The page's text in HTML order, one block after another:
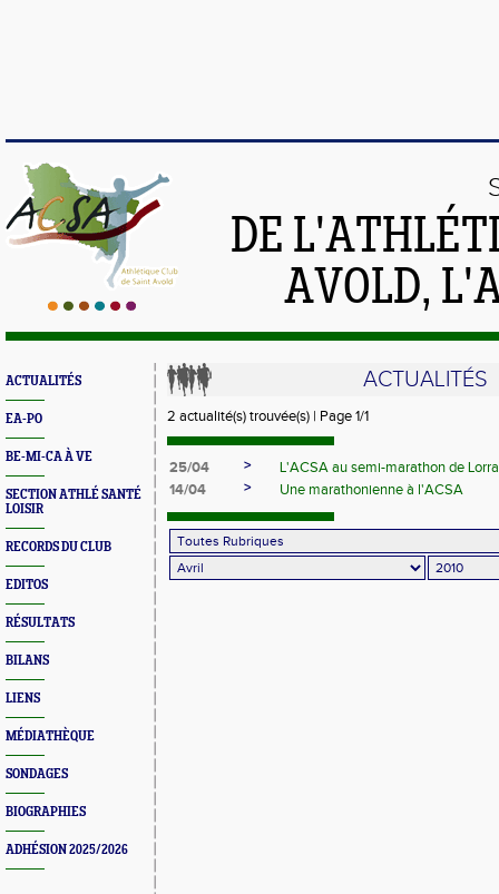
DE
AVOLD,
ACTUALITÉS
EA-PO
BE-MI-CA À VE
SECTION ATHLÉ SANTÉ
LOISIR
RECORDS DU CLUB
EDITOS
RÉSULTATS
BILANS
LIENS
MÉDIATHÈQUE
SONDAGES
BIOGRAPHIES
ADHÉSION 2025/2026
ACTUALITÉS
2 actualité(s) trouvée(s) | Page 1/1
25/04 >
L'ACSA au semi-marathon de
14/04
> Une marathonienne à l'ACSA